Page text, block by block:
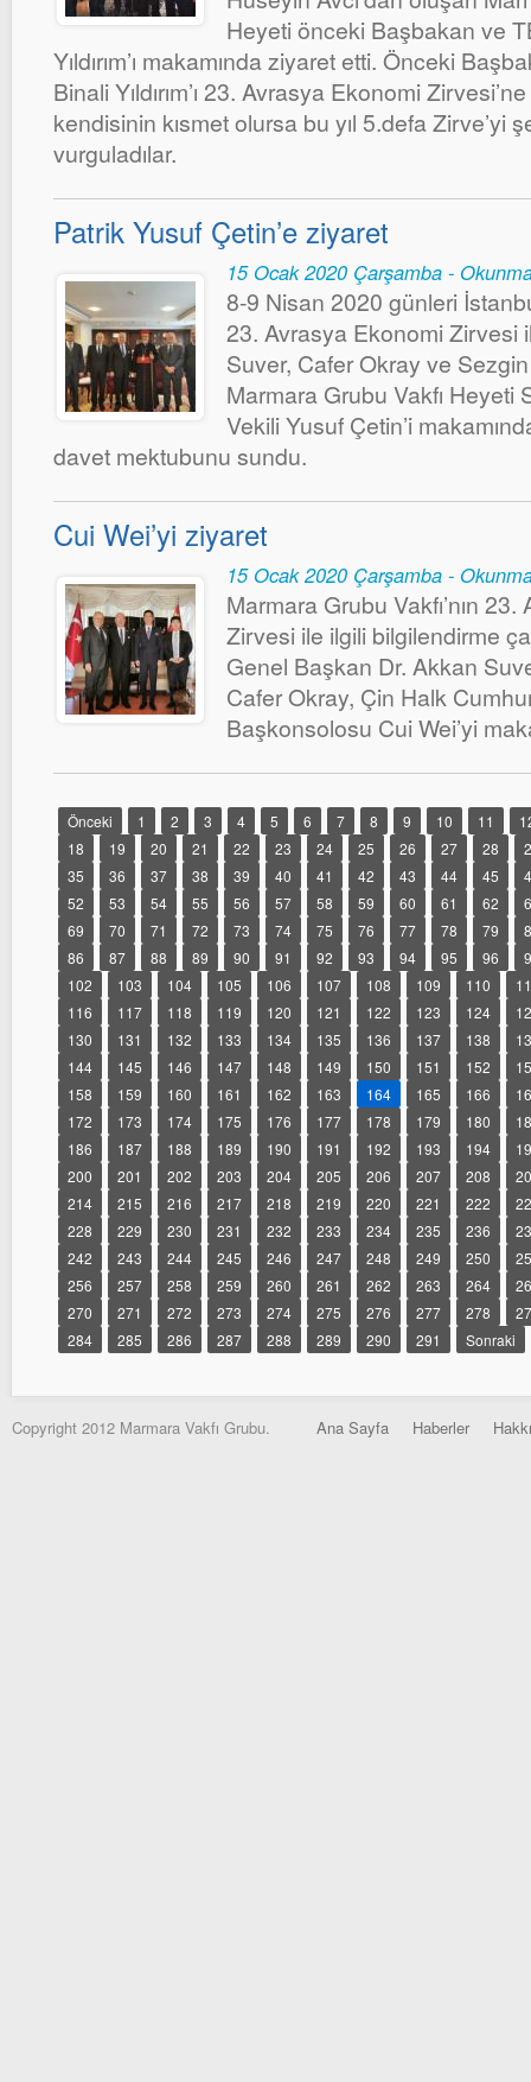
Heyeti önceki Başbakan ve
Yıldırım’ı makamında ziyaret etti. Önceki
Binali Yıldırım’ı 23. Avrasya Ekonomi
kendisinin kısmet olursa bu yıl 5.defa Zirve’yi
vurguladılar.
Patrik Yusuf Çetin’e ziyaret
15 Ocak 2020 Çarşamba -
8-9 Nisan 2020 günleri
23. Avrasya Ekonomi Zirvesi
Suver, Cafer Okray ve
Marmara Grubu Vakfı Heyeti
Vekili Yusuf Çetin’i
davet mektubunu sundu.
Cui Wei’yi ziyaret
15 Ocak 2020 Çarşamba -
Marmara Grubu Vakfı’nın
Zirvesi ile ilgili bilgilendirme
Genel Başkan Dr. Akkan
Cafer Okray, Çin Halk
Başkonsolosu Cui Wei’yi
Önceki 1 2 3 4 5 6 7 8 9 10 11
18
19 20 21 22 23 24 25 26 27 28
35
36 37 38 39 40 41 42 43 44 45
52
53 54 55 56 57 58 59 60 61 62
69
70 71 72 73 74 75 76 77 78 79
86
87 88 89 90 91 92 93 94 95 96
102
103 104 105 106 107 108 109 110
116
117 118 119 120 121 122 123 124
130
131 132 133 134 135 136 137 138
144
145 146 147 148 149 150 151 152
158
159 160 161 162 163 164 165 166
172
173 174 175 176 177 178 179 180
186
187 188 189 190 191 192 193 194
200
201 202 203 204 205 206 207 208
214
215 216 217 218 219 220 221 222
228
229 230 231 232 233 234 235 236
242
243 244 245 246 247 248 249 250
256
257 258 259 260 261 262 263 264
270
271 272 273 274 275 276 277 278
284
285 286 287 288 289 290 291 Sonraki
Copyright 2012 Marmara Vakfı Grubu. Ana Sayfa Haberler